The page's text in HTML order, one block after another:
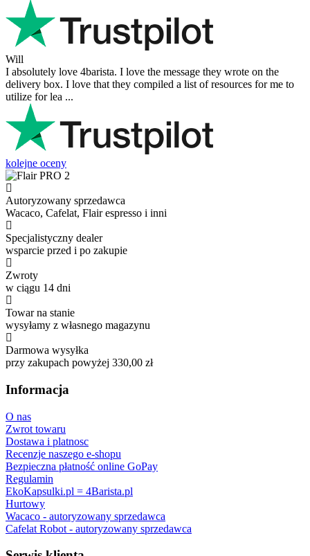
Will
I absolutely love 4barista. I love the message they wrote on the
delivery box. I love that they compiled a list of resources for me to
utilize for lea ...
kolejne oceny
Autoryzowany sprzedawca
Wacaco, Cafelat, Flair espresso i inni
Specjalistyczny dealer
wsparcie przed i po zakupie
Zwroty
w ciągu 14 dni
Towar na stanie
wysyłamy z własnego magazynu
Darmowa wysyłka
przy zakupach powyżej 330,00 zł
Informacja
O nas
Zwrot towaru
Dostawa i platnosc
Recenzje naszego e-shopu
Bezpieczna płatność online GoPay
Regulamin
EkoKapsulki.pl = 4Barista.pl
Hurtowy
Wacaco - autoryzowany sprzedawca
Cafelat Robot - autoryzowany sprzedawca